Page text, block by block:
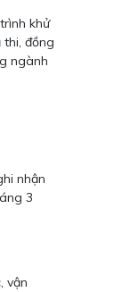
khử
đồng
ngành
nhận
3
vận